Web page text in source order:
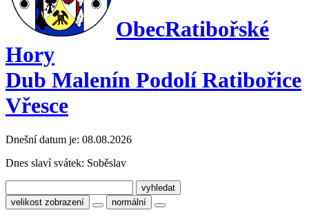
ObecRatibořské
Hory
Dub Malenín Podolí Ratibořice
Vřesce
Dnešní datum je: 08.08.2026
Dnes slaví svátek: Soběslav
velikost zobrazení normální